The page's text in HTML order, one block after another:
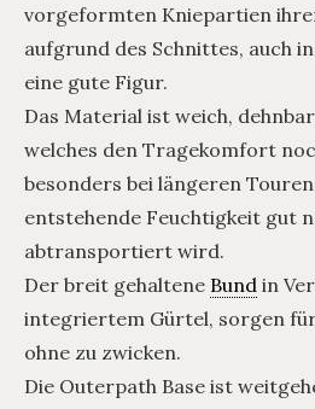
vorgeformten Kniepartien
aufgrund des Schnittes, auch
eine gute Figur.
Das Material ist weich,
welches den Tragekomfort
besonders bei längeren
entstehende Feuchtigkeit gut
abtransportiert wird.
Der breit gehaltene Bund in
integriertem Gürtel, sorgen
ohne zu zwicken.
Die Outerpath Base ist